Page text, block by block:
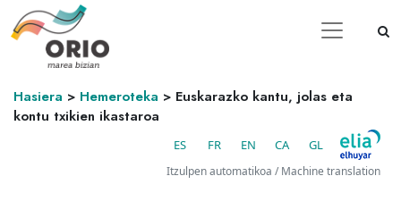
Hasiera > Hemeroteka > Euskarazko kantu, jolas eta
kontu txikien ikastaroa
ES FR EN CA GL
Itzulpen automatikoa / Machine translation